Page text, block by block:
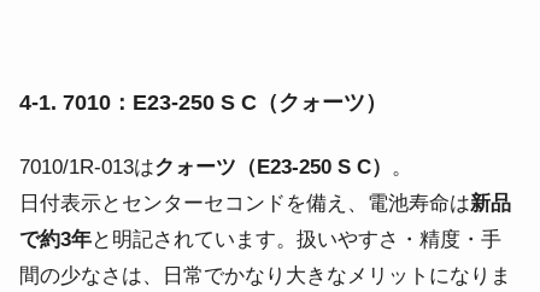
4-1. 7010：E23-250 S C（クォーツ）
7010/1R-013はクォーツ（E23-250 S C） 。
日付表示とセンターセコンドを備え、電池寿命は新品
で約3年と明記されています。扱いやすさ・精度・手
間の少なさは、日常でかなり大きなメリットになりま